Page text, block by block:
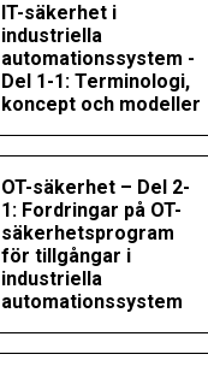
IT-säkerhet i
industriella
automationssystem -
Del 1-1: Terminologi,
koncept och modeller
OT-säkerhet – Del 2-
1: Fordringar på OT-
säkerhetsprogram
för tillgångar i
industriella
automationssystem